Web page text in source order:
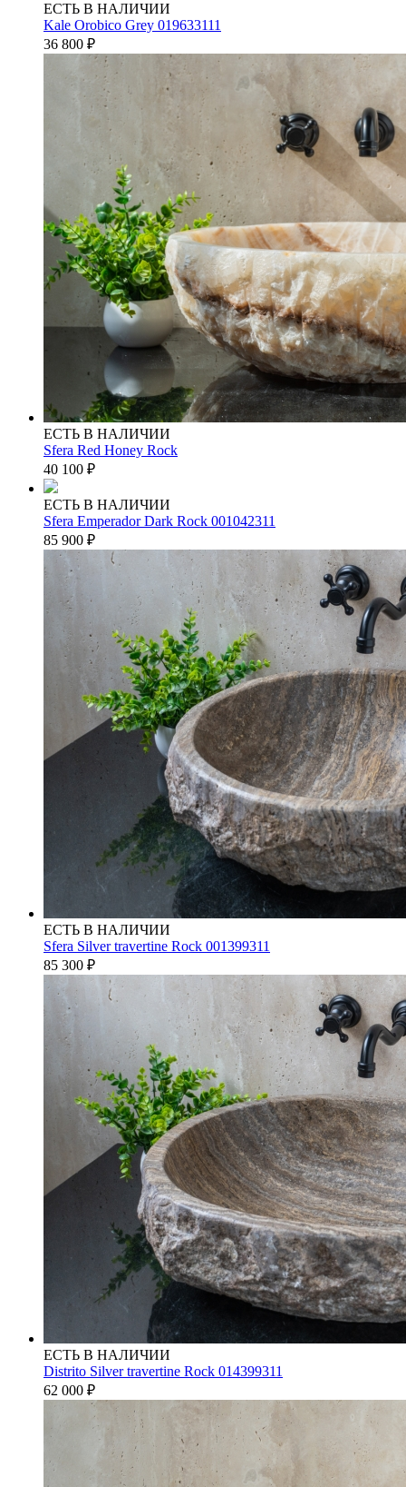
ЕСТЬ В НАЛИЧИИ
Kale Orobico Grey 019633111
36 800 ₽
ЕСТЬ В НАЛИЧИИ
Sfera Red Honey Rock
40 100 ₽
ЕСТЬ В НАЛИЧИИ
Sfera Emperador Dark Rock 001042311
85 900 ₽
ЕСТЬ В НАЛИЧИИ
Sfera Silver travertine Rock 001399311
85 300 ₽
ЕСТЬ В НАЛИЧИИ
Distrito Silver travertine Rock 014399311
62 000 ₽